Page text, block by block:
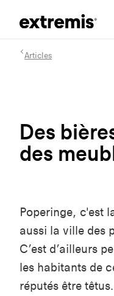
Articles
Des
des
Poperinge, c'est
aussi la ville des
C’est d’ailleurs
les habitants de
réputés être